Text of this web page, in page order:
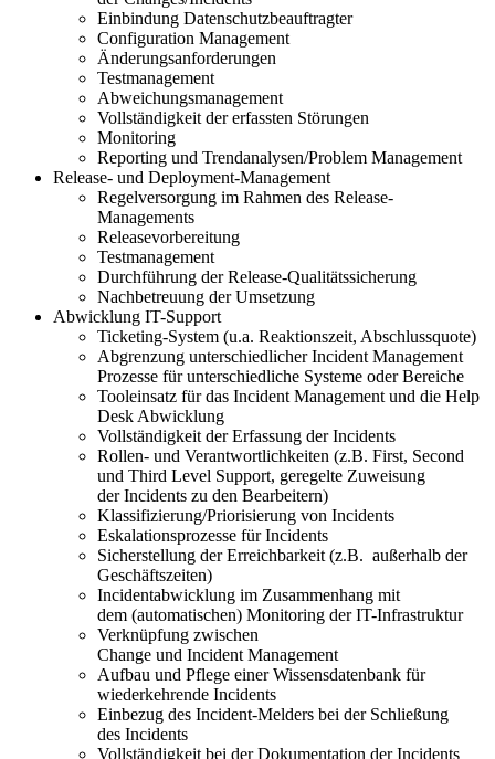
Einbindung Datenschutzbeauftragter
Configuration Management
Änderungsanforderungen
Testmanagement
Abweichungsmanagement
Vollständigkeit der erfassten Störungen
Monitoring
Reporting und Trendanalysen/Problem Management
Release- und Deployment-Management
Regelversorgung im Rahmen des Release-
Managements
Releasevorbereitung
Testmanagement
Durchführung der Release-Qualitätssicherung
Nachbetreuung der Umsetzung
Abwicklung IT-Support
Ticketing-System (u.a. Reaktionszeit, Abschlussquote)
Abgrenzung unterschiedlicherIncident Management
Prozesse für unterschiedliche Systeme oder Bereiche
Tooleinsatz für das Incident Management und die Help
Desk Abwicklung
Vollständigkeit der Erfassung derIncidents
Rollen- und Verantwortlichkeiten (z.B. First, Second
und Third Level Support, geregelte Zuweisung
derIncidents zu den Bearbeitern)
Klassifizierung/Priorisierung von Incidents
Eskalationsprozesse fürIncidents
Sicherstellung der Erreichbarkeit (z.B. außerhalb der
Geschäftszeiten)
Incidentabwicklung im Zusammenhang mit
dem (automatischen) Monitoring der IT-Infrastruktur
Verknüpfung zwischen
Change und Incident Management
Aufbau und Pflege einer Wissensdatenbank für
wiederkehrende Incidents
Einbezug des Incident-Melders bei der Schließung
des Incidents
Vollständigkeit bei der Dokumentation derIncidents